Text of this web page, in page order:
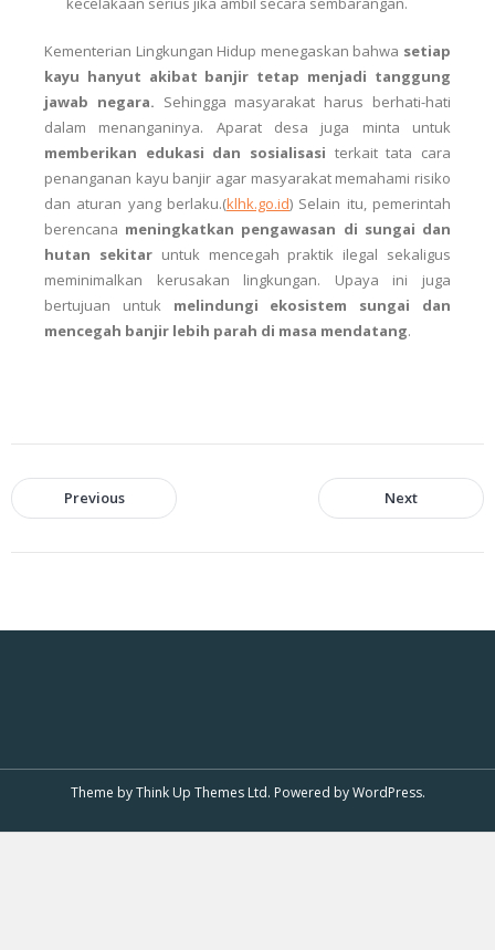
Kementerian Lingkungan Hidup menegaskan bahwa setiap
kayu hanyut akibat banjir tetap menjadi tanggung
jawab negara. Sehingga masyarakat harus berhati-hati
dalam menanganinya. Aparat desa juga minta untuk
memberikan edukasi dan sosialisasi terkait tata cara
penanganan kayu banjir agar masyarakat memahami risiko
dan aturan yang berlaku.(klhk.go.id) Selain itu, pemerintah
berencana meningkatkan pengawasan di sungai dan
hutan sekitaruntuk mencegah praktik ilegal sekaligus
meminimalkan kerusakan lingkungan. Upaya ini juga
bertujuan untuk melindungi ekosistem sungai dan
mencegah banjir lebih parah di masa mendatang.
Previous Next
Theme byThink Up Themes Ltd. Powered byWordPress.